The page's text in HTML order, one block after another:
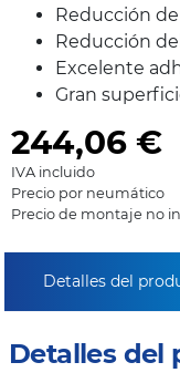
Reducción
Reducción
Excelente
Gran
244,06 €
IVA incluido
Precio por neumático
Precio de montaje no
Detalles del
Detalles del